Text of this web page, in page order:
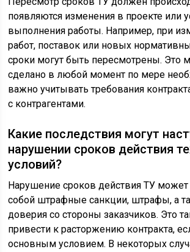
появляются изменения в проекте или
выполнения работы. Например, при
работ, поставок или новых
сроки могут быть пересмотрены. Это
сделано в любой момент по мере
важно учитывать требования
с контрагентами.
Какие последствия могут
нарушении сроков действия
условий?
Нарушение сроков действия ТУ может
собой штрафные санкции, штрафы, а
доверия со стороны заказчиков. Это
привести к расторжению контракта,
основным условием. В некоторых